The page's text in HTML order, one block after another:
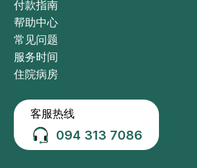
付款指南
帮助中心
常见问题
服务时间
住院病房
客服热线
094 313 7086